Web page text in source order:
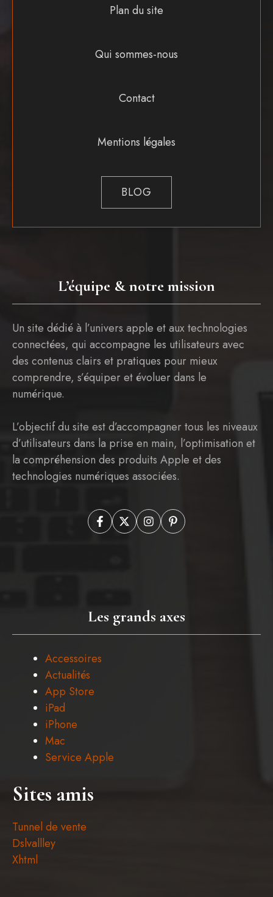
L’équipe & notre mission
Un site dédié à l’univers apple et aux technologies
connectées, qui accompagne les utilisateurs avec
des contenus clairs et pratiques pour mieux
comprendre, s’équiper et évoluer dans le
numérique.
L’objectif du site est d’accompagner tous les niveaux
d’utilisateurs dans la prise en main, l’optimisation et
la compréhension des produits Apple et des
technologies numériques associées.
Plan du site
Qui sommes-nous
Contact
Mentions légales
BLOG
Les grands axes
Accessoires
Actualités
App Store
iPad
iPhone
Mac
Service Apple
Sites amis
Tunnel de vente
Dslvallley
Xhtml